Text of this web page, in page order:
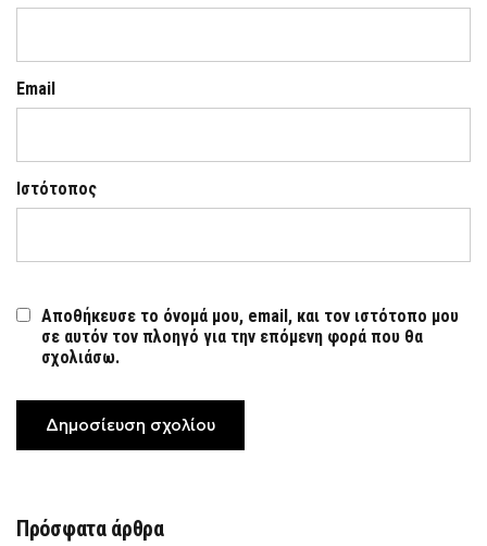
Email
Ιστότοπος
Αποθήκευσε το όνομά μου, email, και τον ιστότοπο μου
σε αυτόν τον πλοηγό για την επόμενη φορά που θα
σχολιάσω.
Πρόσφατα άρθρα